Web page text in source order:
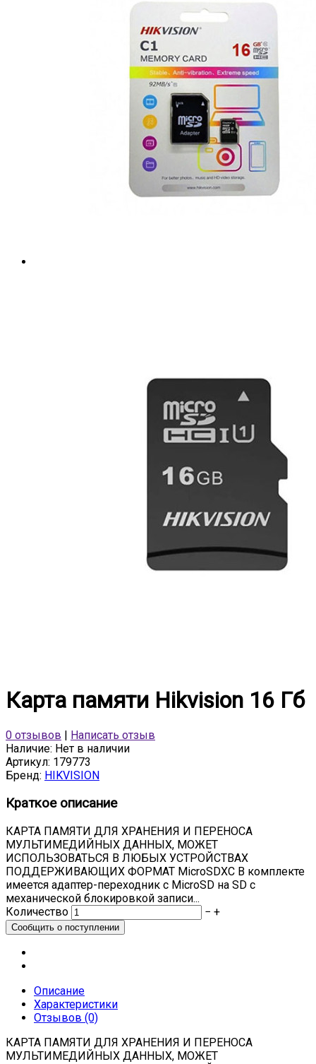
Карта памяти Hikvision 16 Гб
0 отзывов
Написать отзыв
Наличие: Нет в наличии
Артикул: 179773
Бренд: HIKVISION
Краткое описание
КАРТА ПАМЯТИ ДЛЯ ХРАНЕНИЯ И ПЕРЕНОСА
МУЛЬТИМЕДИЙНЫХ ДАННЫХ, МОЖЕТ
ИСПОЛЬЗОВАТЬСЯ В ЛЮБЫХ УСТРОЙСТВАХ
ПОДДЕРЖИВАЮЩИХ ФОРМАТ MicroSDXC В комплекте
имеется адаптер-переходник с MicroSD на SD с
механической блокировкой записи...
Количество
− +
Описание
Характеристики
Отзывов (0)
КАРТА ПАМЯТИ ДЛЯ ХРАНЕНИЯ И ПЕРЕНОСА
МУЛЬТИМЕДИЙНЫХ ДАННЫХ, МОЖЕТ